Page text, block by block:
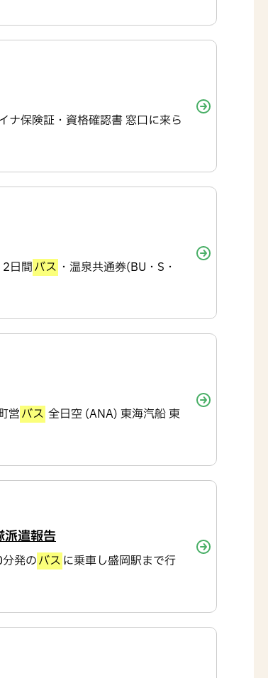
ナ保険証・資格確認書 窓口に来ら
日間バス ・温泉共通券(BU・S・
営バス 全日空 (ANA) 東海汽船 東
派遣報告
発のバス に乗車し盛岡駅まで行